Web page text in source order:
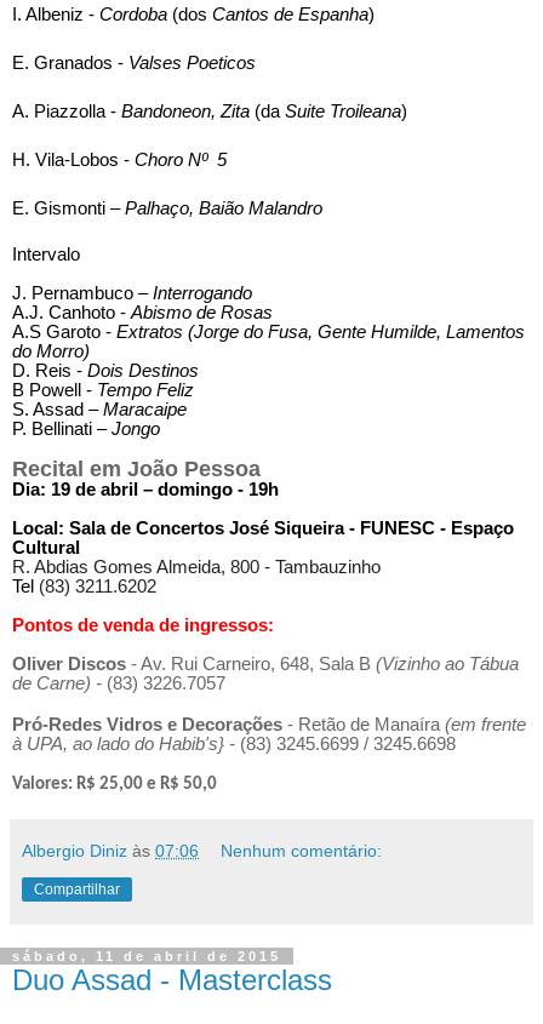
I. Albeniz - Cordoba (dos Cantos de Espanha)
E. Granados - Valses Poeticos
A. Piazzolla - Bandoneon, Zita (da Suite Troileana)
H. Vila-Lobos - Choro Nº 5
E. Gismonti –Palhaço, Baião Malandro
Intervalo
J. Pernambuco –Interrogando
A.J. Canhoto - Abismo de Rosas
A.S Garoto - Extratos (Jorge do Fusa, Gente Humilde, Lamentos
do Morro)
D. Reis - Dois Destinos
B Powell - Tempo Feliz
S. Assad –Maracaipe
P. Bellinati –Jongo
Recital em João Pessoa
Dia: 19 de abril – domingo - 19h
Local: Sala de Concertos José Siqueira - FUNESC - Espaço
Cultural
R. Abdias Gomes Almeida, 800 - Tambauzinho
Tel (83) 3211.6202
Pontos de venda de ingressos:
Oliver Discos - Av. Rui Carneiro, 648, Sala B (Vizinho ao Tábua
de Carne) - (83) 3226.7057
Pró-Redes Vidros e Decorações - Retão de Manaíra (em frente
à UPA, ao lado do Habib's} - (83) 3245.6699 / 3245.6698
Valores: R$ 25,00 e R$ 50,0
Albergio Diniz às 07:06 Nenhum comentário:
Compartilhar
sábado, 11 de abril de 2015
Duo Assad - Masterclass